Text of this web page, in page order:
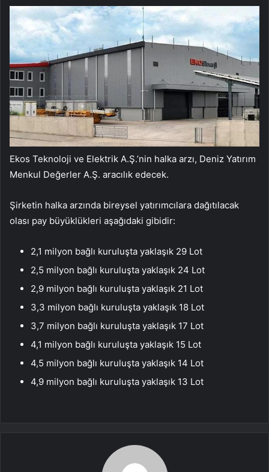
Ekos Teknoloji ve Elektrik A.Ş.’nin halka arzı, Deniz Yatırım
Menkul Değerler A.Ş. aracılık edecek.
Şirketin halka arzında bireysel yatırımcılara dağıtılacak
olası pay büyüklükleri aşağıdaki gibidir:
2,1 milyon bağlı kuruluşta yaklaşık 29 Lot
2,5 milyon bağlı kuruluşta yaklaşık 24 Lot
2,9 milyon bağlı kuruluşta yaklaşık 21 Lot
3,3 milyon bağlı kuruluşta yaklaşık 18 Lot
3,7 milyon bağlı kuruluşta yaklaşık 17 Lot
4,1 milyon bağlı kuruluşta yaklaşık 15 Lot
4,5 milyon bağlı kuruluşta yaklaşık 14 Lot
4,9 milyon bağlı kuruluşta yaklaşık 13 Lot